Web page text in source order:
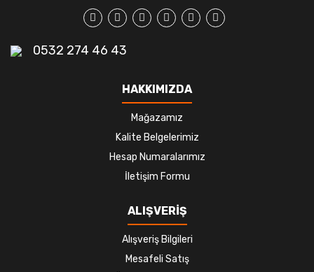
0532 274 46 43
HAKKIMIZDA
Mağazamız
Kalite Belgelerimiz
Hesap Numaralarımız
İletişim Formu
ALIŞVERİŞ
Alışveriş Bilgileri
Mesafeli Satış